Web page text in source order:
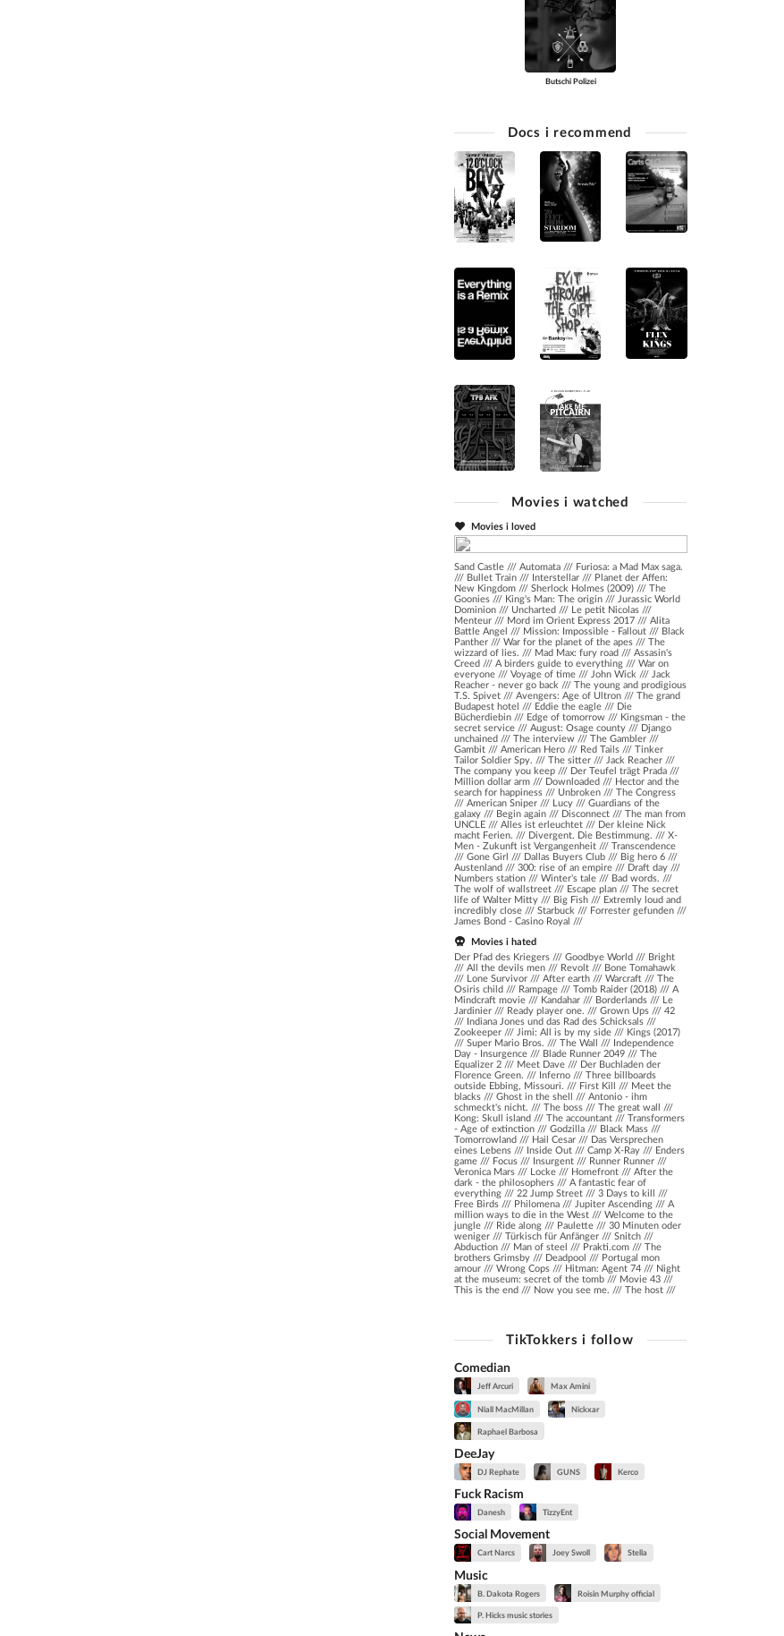
Butschi Polizei
Docs i recommend
Movies i watched
Movies i loved
Sand Castle/// Automata/// Furiosa: a Mad Max saga.
/// Bullet Train/// Interstellar/// Planet der Affen:
New Kingdom/// Sherlock Holmes (2009)/// The
Goonies/// King's Man: The origin/// Jurassic World
Dominion/// Uncharted/// Le petit Nicolas///
Menteur/// Mord im Orient Express 2017/// Alita
Battle Angel /// Mission: Impossible - Fallout/// Black
Panther/// War for the planet of the apes/// The
wizzard of lies. /// Mad Max: fury road/// Assasin's
Creed/// A birders guide to everything/// War on
everyone/// Voyage of time/// John Wick /// Jack
Reacher - never go back /// The young and prodigious
T.S. Spivet/// Avengers: Age of Ultron/// The grand
Budapest hotel /// Eddie the eagle/// Die
Bücherdiebin/// Edge of tomorrow/// Kingsman - the
secret service/// August: Osage county/// Django
unchained/// The interview/// The Gambler///
Gambit/// American Hero/// Red Tails/// Tinker
Tailor Soldier Spy. /// The sitter/// Jack Reacher///
The company you keep/// Der Teufel trägt Prada///
Million dollar arm/// Downloaded/// Hector and the
search for happiness/// Unbroken/// The Congress
/// American Sniper/// Lucy/// Guardians of the
galaxy/// Begin again/// Disconnect/// The man from
UNCLE/// Alles ist erleuchtet/// Der kleine Nick
macht Ferien. /// Divergent. Die Bestimmung. /// X-
Men - Zukunft ist Vergangenheit/// Transcendence
/// Gone Girl /// Dallas Buyers Club/// Big hero 6///
Austenland/// 300: rise of an empire/// Draft day///
Numbers station/// Winter's tale/// Bad words. ///
The wolf of wallstreet/// Escape plan/// The secret
life of Walter Mitty/// Big Fish/// Extremly loud and
incredibly close/// Starbuck /// Forrester gefunden///
James Bond - Casino Royal ///
Movies i hated
Der Pfad des Kriegers /// Goodbye World /// Bright
/// All the devils men /// Revolt /// Bone Tomahawk
/// Lone Survivor /// After earth /// Warcraft /// The
Osiris child /// Rampage /// Tomb Raider (2018) /// A
Mindcraft movie /// Kandahar /// Borderlands /// Le
Jardinier /// Ready player one. /// Grown Ups /// 42
/// Indiana Jones und das Rad des Schicksals ///
Zookeeper /// Jimi: All is by my side /// Kings (2017)
/// Super Mario Bros. /// The Wall /// Independence
Day - Insurgence /// Blade Runner 2049 /// The
Equalizer 2 /// Meet Dave /// Der Buchladen der
Florence Green. /// Inferno /// Three billboards
outside Ebbing, Missouri. /// First Kill /// Meet the
blacks /// Ghost in the shell /// Antonio - ihm
schmeckt's nicht. /// The boss /// The great wall ///
Kong: Skull island /// The accountant /// Transformers
- Age of extinction /// Godzilla /// Black Mass ///
Tomorrowland /// Hail Cesar /// Das Versprechen
eines Lebens /// Inside Out /// Camp X-Ray /// Enders
game /// Focus /// Insurgent /// Runner Runner ///
Veronica Mars /// Locke /// Homefront /// After the
dark - the philosophers /// A fantastic fear of
everything /// 22 Jump Street /// 3 Days to kill ///
Free Birds /// Philomena /// Jupiter Ascending /// A
million ways to die in the West /// Welcome to the
jungle /// Ride along /// Paulette /// 30 Minuten oder
weniger /// Türkisch für Anfänger /// Snitch ///
Abduction /// Man of steel /// Prakti.com /// The
brothers Grimsby /// Deadpool /// Portugal mon
amour /// Wrong Cops /// Hitman: Agent 74 /// Night
at the museum: secret of the tomb /// Movie 43 ///
This is the end /// Now you see me. /// The host ///
TikTokkers i follow
Comedian
Jeff Arcuri Max Amini
Niall MacMillan Nickxar
Raphael Barbosa
DeeJay
DJ Rephate GUNS Kerco
Fuck Racism
Danesh TizzyEnt
Social Movement
Cart Narcs Joey Swoll Stella
Music
B. Dakota Rogers Roisin Murphy official
P. Hicks music stories